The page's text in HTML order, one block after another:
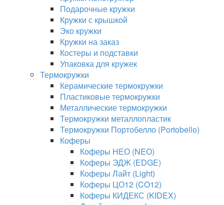
Подарочные кружки
Кружки с крышкой
Эко кружки
Кружки на заказ
Костеры и подставки
Упаковка для кружек
Термокружки
Керамические термокружки
Пластиковые термокружки
Металлические термокружки
Термокружки металлопластик
Термокружки Портобелло (Portobello)
Коферы
Коферы НЕО (NEO)
Коферы ЭДЖ (EDGE)
Коферы Лайт (Light)
Коферы ЦО12 (CO12)
Коферы КИДЕКС (KIDEX)